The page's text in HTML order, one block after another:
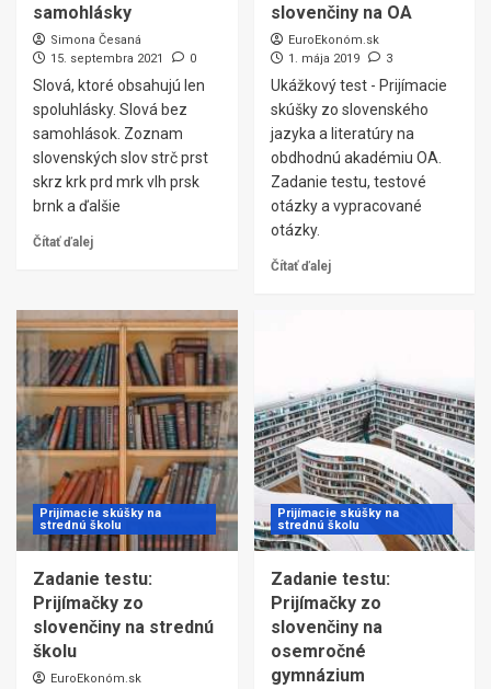
samohlásky
Simona Česaná
15. septembra 2021
0
Slová, ktoré obsahujú len
spoluhlásky. Slová bez
samohlások. Zoznam
slovenských slov strč prst
skrz krk prd mrk vlh prsk
brnk a ďalšie
Čítať ďalej
slovenčiny na OA
EuroEkonóm.sk
1. mája 2019
3
Ukážkový test - Prijímacie
skúšky zo slovenského
jazyka a literatúry na
obdhodnú akadémiu OA.
Zadanie testu, testové
otázky a vypracované
otázky.
Čítať ďalej
Prijímacie skúšky na
strednú školu
Zadanie testu:
Prijímačky zo
slovenčiny na strednú
školu
EuroEkonóm.sk
Prijímacie skúšky na
strednú školu
Zadanie testu:
Prijímačky zo
slovenčiny na
osemročné
gymnázium